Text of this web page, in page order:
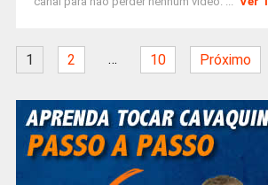
1 2 … 10 Próximo